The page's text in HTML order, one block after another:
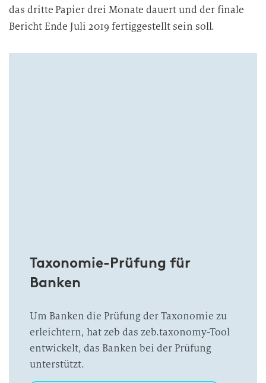
das dritte Papier drei Monate dauert und der finale
Bericht Ende Juli 2019 fertiggestellt sein soll.
Taxonomie-Prüfung für
Banken
Um Banken die Prüfung der Taxonomie zu
erleichtern, hat zeb das zeb.taxonomy-Tool
entwickelt, das Banken bei der Prüfung
unterstützt.